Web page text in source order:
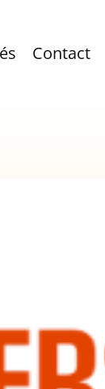
Contact